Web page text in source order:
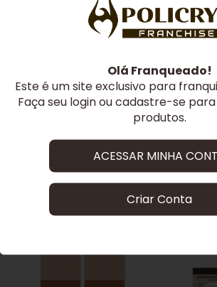
Clipe Monoponto (CS-04-0080)
Separadamente.
Produtos similares
Olá Franqueado!
Este é um site exclusivo para
Faça seu login ou cadastre-se
produtos.
ACESSAR MINHA
Criar Conta